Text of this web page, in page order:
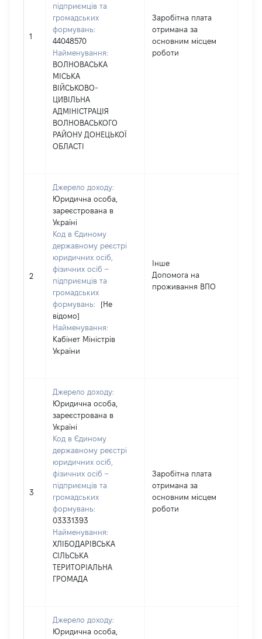
1
підприємців та
громадських
формувань:
44048570
Найменування:
ВОЛНОВАСЬКА
МІСЬКА
ВІЙСЬКОВО-
ЦИВІЛЬНА
АДМІНІСТРАЦІЯ
ВОЛНОВАСЬКОГО
РАЙОНУ ДОНЕЦЬКОЇ
ОБЛАСТІ
Заробітна плата
отримана за
основним місцем
роботи
2
Джерело доходу:
Юридична особа,
зареєстрована в
Україні
Код в Єдиному
державному реєстрі
юридичних осіб,
фізичних осіб –
підприємців та
громадських
формувань:
[Не
відомо]
Найменування:
Кабінет Міністрів
України
Інше
Допомога на
проживання ВПО
3
Джерело доходу:
Юридична особа,
зареєстрована в
Україні
Код в Єдиному
державному реєстрі
юридичних осіб,
фізичних осіб –
підприємців та
громадських
формувань:
03331393
Найменування:
ХЛІБОДАРІВСЬКА
СІЛЬСЬКА
ТЕРИТОРІАЛЬНА
ГРОМАДА
Заробітна плата
отримана за
основним місцем
роботи
Джерело доходу:
Юридична особа,